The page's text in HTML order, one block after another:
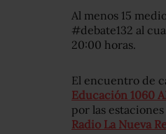
Al menos 15
#debate132 al
20:00 horas.
El encuentro de
Educación 1060
por las
Radio La Nueva